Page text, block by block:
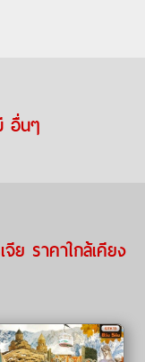
อื่นๆ
ย ราคาใกล้เคียง